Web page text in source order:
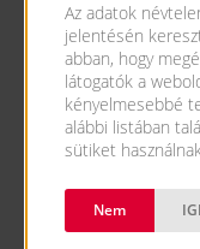
Az adatok
jelentésén
abban, hogy
látogatók a
kényelmesebbé
alábbi listában
sütiket
Nem
OOH Team
Budapest